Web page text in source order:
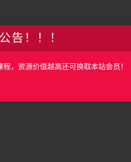
公告！！！
，资源价值越高还可换取本站会员！